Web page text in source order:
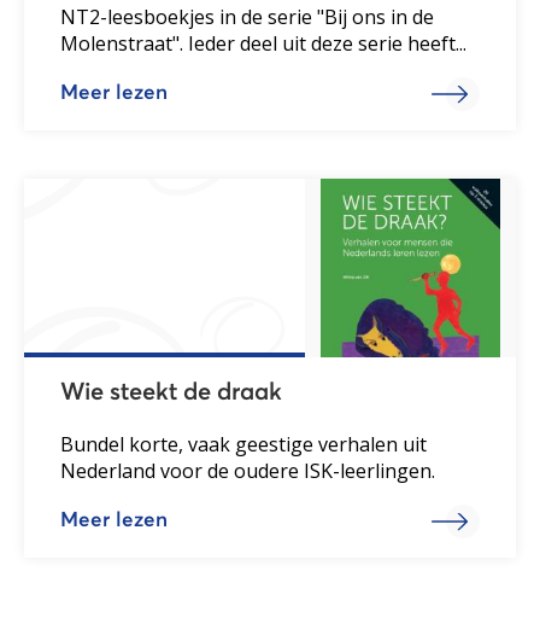
NT2-leesboekjes in de serie "Bij ons in de
Molenstraat". Ieder deel uit deze serie heeft...
Meer lezen
Wie steekt de draak
Bundel korte, vaak geestige verhalen uit
Nederland voor de oudere ISK-leerlingen.
Meer lezen